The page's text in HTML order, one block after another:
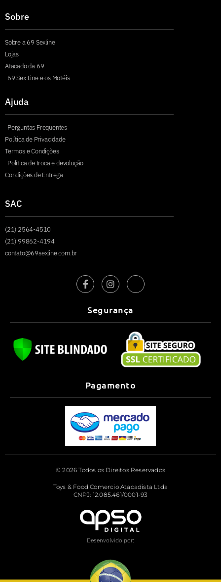
Sobre
Sobre a 69 Sexline
Lojas
Atacado da 69
69 Sex Line e os Motéis
Ajuda
Perguntas Frequentes
Política de Privacidade
Termos e Condições
Política de troca e devolução
Condições de Entrega
SAC
(21) 2564-4510
(21) 99862-4194
contato@69sexline.com.br
Segurança
Pagamento
© 2026 Todos os Direitos Reservados
Toys & Food Comercio Atacadista Ltda
CNPJ: 12.085.461/0001-93
Desenvolvido por: